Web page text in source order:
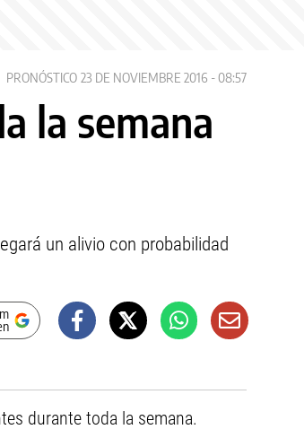
PRONÓSTICO 23 DE NOVIEMBRE 2016 - 08:57
la semana
un alivio con probabilidad
durante toda la semana.